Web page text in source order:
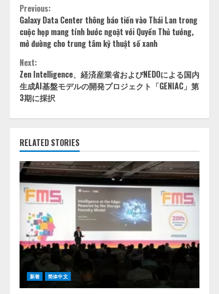
Continue
Reading
Previous:
Galaxy Data Center thông báo tiến vào Thái Lan trong
cuộc họp mang tính bước ngoặt với Quyền Thủ tướng,
mở đường cho trung tâm kỹ thuật số xanh
Next:
Zen Intelligence、経済産業省およびNEDOによる国内
生成AI基盤モデルの開発プロジェクト「GENIAC」第
3期に採択
RELATED STORIES
新着 简体中文